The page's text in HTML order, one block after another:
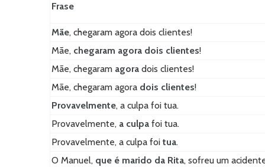
Frase
Mãe, chegaram agora dois clientes!
Mãe, chegaram agora dois clientes!
Mãe, chegaram agora dois clientes!
Mãe, chegaram agora dois clientes!
Provavelmente, a culpa foi tua.
Provavelmente, a culpa foi tua.
Provavelmente, a culpa foi tua.
O Manuel, que é marido da Rita, sofreu um